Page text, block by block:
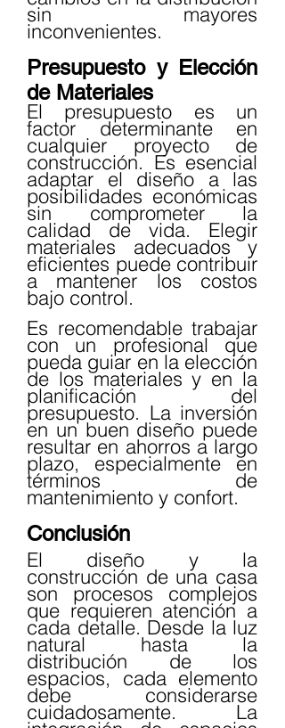
sin mayores
inconvenientes.
Presupuesto y Elección
de Materiales
El presupuesto es un
factor determinante en
cualquier proyecto de
construcción. Es esencial
adaptar el diseño a las
posibilidades económicas
sin comprometer la
calidad de vida. Elegir
materiales adecuados y
eficientes puede contribuir
a mantener los costos
bajo control.
Es recomendable trabajar
con un profesional que
pueda guiar en la elección
de los materiales y en la
planificación del
presupuesto. La inversión
en un buen diseño puede
resultar en ahorros a largo
plazo, especialmente en
términos de
mantenimiento y confort.
Conclusión
El diseño y la
construcción de una casa
son procesos complejos
que requieren atención a
cada detalle. Desde la luz
natural hasta la
distribución de los
espacios, cada elemento
debe considerarse
cuidadosamente. La